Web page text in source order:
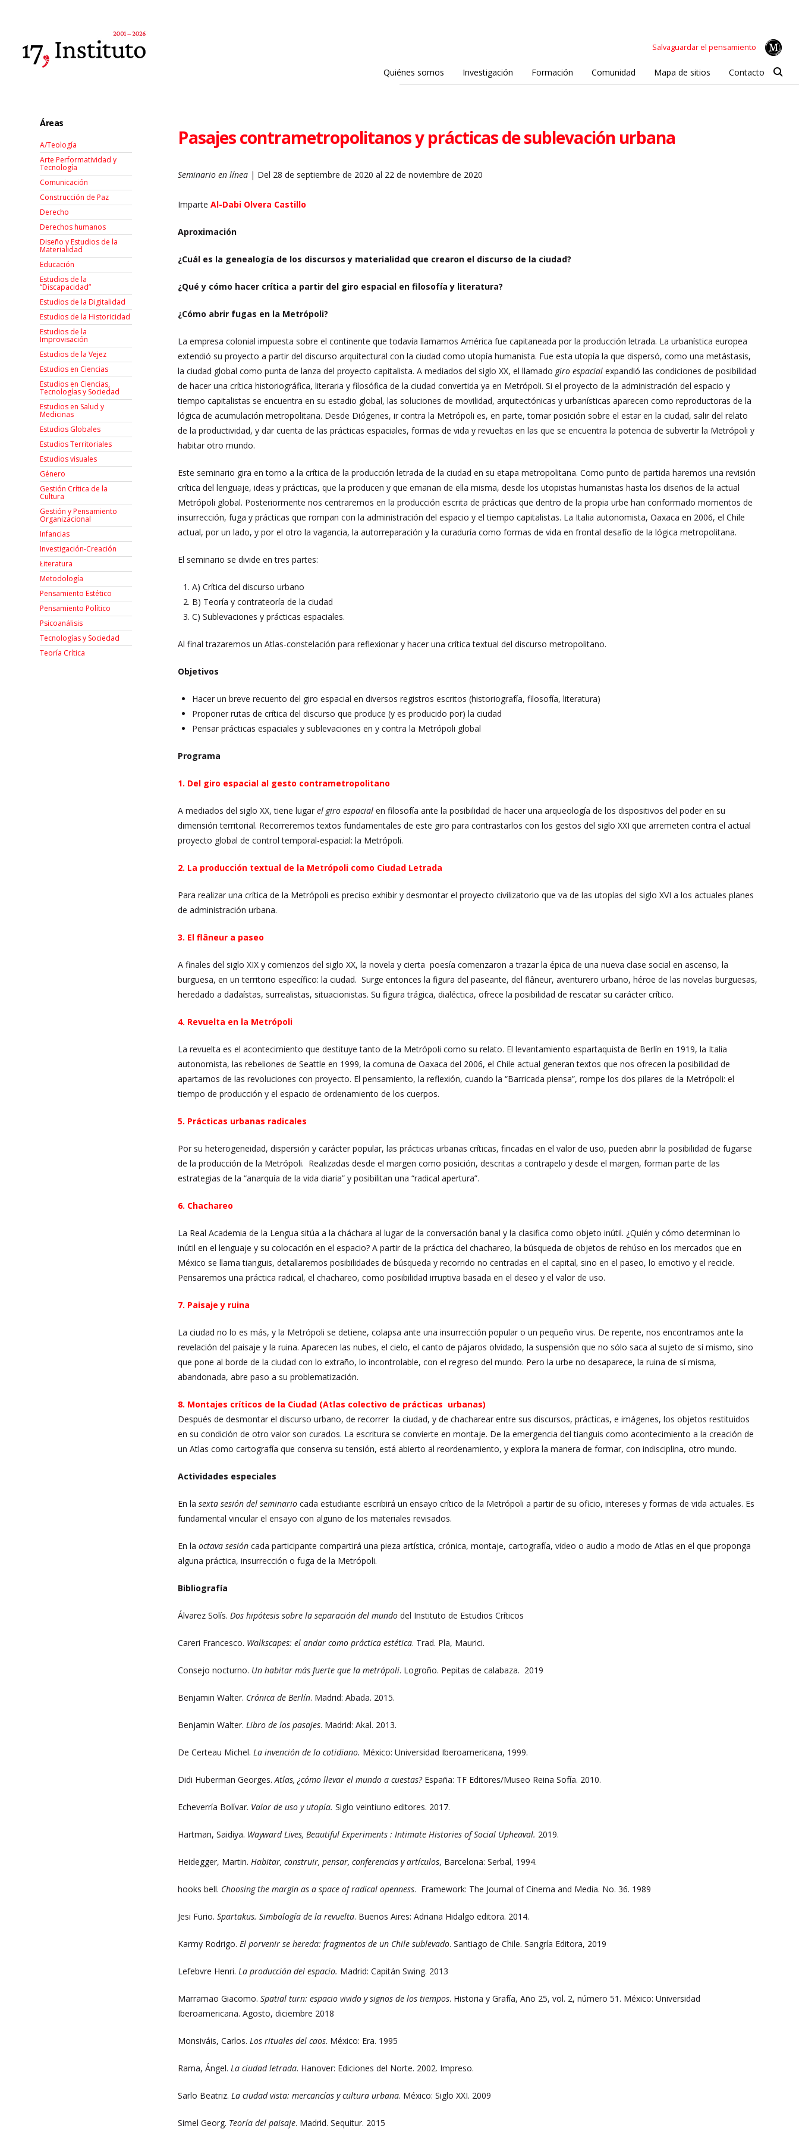
Salvaguardar el pensamiento
Quiénes somos Investigación Formación Comunidad Mapa de sitios Contacto
Pasajes contrametropolitanos y prácticas de sublevación urbana
Seminario en línea | Del 28 de septiembre de 2020 al 22 de noviembre de 2020
ImparteAl-Dabi Olvera Castillo
Aproximación
¿Cuál es la genealogía de los discursos y materialidad que crearon el discurso de la ciudad?
¿Qué y cómo hacer crítica a partir del giro espacial en filosofía y literatura?
¿Cómo abrir fugas en la Metrópoli?
La empresa colonial impuesta sobre el continente que todavía llamamos América fue capitaneada por la producción letrada. La urbanística europea
extendió su proyecto a partir del discurso arquitectural con la ciudad como utopía humanista. Fue esta utopía la que dispersó, como una metástasis,
la ciudad global como punta de lanza del proyecto capitalista. A mediados del siglo XX, el llamado giro espacial expandió las condiciones de posibilidad
de hacer una crítica historiográfica, literaria y filosófica de la ciudad convertida ya en Metrópoli. Si el proyecto de la administración del espacio y
tiempo capitalistas se encuentra en su estadio global, las soluciones de movilidad, arquitectónicas y urbanísticas aparecen como reproductoras de la
lógica de acumulación metropolitana. Desde Diógenes, ir contra la Metrópoli es, en parte, tomar posición sobre el estar en la ciudad, salir del relato
de la productividad, y dar cuenta de las prácticas espaciales, formas de vida y revueltas en las que se encuentra la potencia de subvertir la Metrópoli y
habitar otro mundo.
Este seminario gira en torno a la crítica de la producción letrada de la ciudad en su etapa metropolitana. Como punto de partida haremos una revisión
crítica del lenguaje, ideas y prácticas, que la producen y que emanan de ella misma, desde los utopistas humanistas hasta los diseños de la actual
Metrópoli global. Posteriormente nos centraremos en la producción escrita de prácticas que dentro de la propia urbe han conformado momentos de
insurrección, fuga y prácticas que rompan con la administración del espacio y el tiempo capitalistas. La Italia autonomista, Oaxaca en 2006, el Chile
actual, por un lado, y por el otro la vagancia, la autorreparación y la curaduría como formas de vida en frontal desafío de la lógica metropolitana.
El seminario se divide en tres partes:
A) Crítica del discurso urbano
B) Teoría y contrateoría de la ciudad
C) Sublevaciones y prácticas espaciales.
Al final trazaremos un Atlas-constelación para reflexionar y hacer una crítica textual del discurso metropolitano.
Objetivos
Hacer un breve recuento del giro espacial en diversos registros escritos (historiografía, filosofía, literatura)
Proponer rutas de crítica del discurso que produce (y es producido por) la ciudad
Pensar prácticas espaciales y sublevaciones en y contra la Metrópoli global
Programa
1. Del giro espacial al gesto contrametropolitano
A mediados del siglo XX, tiene lugarel giro espacial en filosofía ante la posibilidad de hacer una arqueología de los dispositivos del poder en su
dimensión territorial. Recorreremos textos fundamentales de este giro para contrastarlos con los gestos del siglo XXI que arremeten contra el actual
proyecto global de control temporal-espacial: la Metrópoli.
2. La producción textual de la Metrópoli como Ciudad Letrada
Para realizar una crítica de la Metrópoli es preciso exhibir y desmontar el proyecto civilizatorio que va de las utopías del siglo XVI a los actuales planes
de administración urbana.
3. El flâneur a paseo
A finales del siglo XIX y comienzos del siglo XX, la novela y cierta poesía comenzaron a trazar la épica de una nueva clase social en ascenso, la
burguesa, en un territorio específico: la ciudad. Surge entonces la figura del paseante, del flâneur, aventurero urbano, héroe de las novelas burguesas,
heredado a dadaístas, surrealistas, situacionistas. Su figura trágica, dialéctica, ofrece la posibilidad de rescatar su carácter crítico.
4. Revuelta en la Metrópoli
La revuelta es el acontecimiento que destituye tanto de la Metrópoli como su relato. El levantamiento espartaquista de Berlín en 1919, la Italia
autonomista, las rebeliones de Seattle en 1999, la comuna de Oaxaca del 2006, el Chile actual generan textos que nos ofrecen la posibilidad de
apartarnos de las revoluciones con proyecto. El pensamiento, la reflexión, cuando la “Barricada piensa”, rompe los dos pilares de la Metrópoli: el
tiempo de producción y el espacio de ordenamiento de los cuerpos.
5. Prácticas urbanas radicales
Por su heterogeneidad, dispersión y carácter popular, las prácticas urbanas críticas, fincadas en el valor de uso, pueden abrir la posibilidad de fugarse
de la producción de la Metrópoli. Realizadas desde el margen como posición, descritas a contrapelo y desde el margen, forman parte de las
estrategias de la “anarquía de la vida diaria” y posibilitan una “radical apertura”.
6. Chachareo
La Real Academia de la Lengua sitúa a la cháchara al lugar de la conversación banal y la clasifica como objeto inútil. ¿Quién y cómo determinan lo
inútil en el lenguaje y su colocación en el espacio? A partir de la práctica del chachareo, la búsqueda de objetos de rehúso en los mercados que en
México se llama tianguis, detallaremos posibilidades de búsqueda y recorrido no centradas en el capital, sino en el paseo, lo emotivo y el recicle.
Pensaremos una práctica radical, el chachareo, como posibilidad irruptiva basada en el deseo y el valor de uso.
7. Paisaje y ruina
La ciudad no lo es más, y la Metrópoli se detiene, colapsa ante una insurrección popular o un pequeño virus. De repente, nos encontramos ante la
revelación del paisaje y la ruina. Aparecen las nubes, el cielo, el canto de pájaros olvidado, la suspensión que no sólo saca al sujeto de sí mismo, sino
que pone al borde de la ciudad con lo extraño, lo incontrolable, con el regreso del mundo. Pero la urbe no desaparece, la ruina de sí misma,
abandonada, abre paso a su problematización.
8. Montajes críticos de la Ciudad (Atlas colectivo de prácticas urbanas)
Después de desmontar el discurso urbano, de recorrer la ciudad, y de chacharear entre sus discursos, prácticas, e imágenes, los objetos restituidos
en su condición de otro valor son curados. La escritura se convierte en montaje. De la emergencia del tianguis como acontecimiento a la creación de
un Atlas como cartografía que conserva su tensión, está abierto al reordenamiento, y explora la manera de formar, con indisciplina, otro mundo.
Actividades especiales
En lasexta sesión del seminario cada estudiante escribirá un ensayo crítico de la Metrópoli a partir de su oficio, intereses y formas de vida actuales. Es
fundamental vincular el ensayo con alguno de los materiales revisados.
En laoctava sesión cada participante compartirá una pieza artística, crónica, montaje, cartografía, video o audio a modo de Atlas en el que proponga
alguna práctica, insurrección o fuga de la Metrópoli.
Bibliografía
Álvarez Solís.Dos hipótesis sobre la separación del mundo del Instituto de Estudios Críticos
Careri Francesco. Walkscapes: el andar como práctica estética. Trad. Pla, Maurici.
Consejo nocturno. Un habitar más fuerte que la metrópoli. Logroño. Pepitas de calabaza. 2019
Benjamin Walter. Crónica de Berlín. Madrid: Abada. 2015.
Benjamin Walter. Libro de los pasajes. Madrid: Akal. 2013.
De Certeau Michel.La invención de lo cotidiano. México: Universidad Iberoamericana, 1999.
Didi Huberman Georges. Atlas, ¿cómo llevar el mundo a cuestas?España: TF Editores/Museo Reina Sofía. 2010.
Echeverría Bolívar. Valor de uso y utopía. Siglo veintiuno editores. 2017.
Hartman, Saidiya. Wayward Lives, Beautiful Experiments : Intimate Histories of Social Upheaval. 2019.
Heidegger, Martin.Habitar, construir, pensar, conferencias y artículos, Barcelona: Serbal, 1994.
hooks bell. Choosing the margin as a space of radical openness. Framework: The Journal of Cinema and Media. No. 36. 1989
Jesi Furio.Spartakus. Simbología de la revuelta. Buenos Aires: Adriana Hidalgo editora. 2014.
Karmy Rodrigo.El porvenir se hereda: fragmentos de un Chile sublevado. Santiago de Chile. Sangría Editora, 2019
Lefebvre Henri.La producción del espacio. Madrid: Capitán Swing. 2013
Marramao Giacomo.Spatial turn: espacio vivido y signos de los tiempos. Historia y Grafía, Año 25, vol. 2, número 51. México: Universidad
Iberoamericana. Agosto, diciembre 2018
Monsiváis, Carlos.Los rituales del caos. México: Era. 1995
Rama, Ángel.La ciudad letrada. Hanover: Ediciones del Norte. 2002. Impreso.
Sarlo Beatriz.La ciudad vista: mercancías y cultura urbana. México: Siglo XXI. 2009
Simel Georg. Teoría del paisaje. Madrid. Sequitur. 2015
Áreas
A/Teología
Arte Performatividad y
Tecnología
Comunicación
Construcción de Paz
Derecho
Derechos humanos
Diseño y Estudios de la
Materialidad
Educación
Estudios de la
“Discapacidad”
Estudios de la Digitalidad
Estudios de la Historicidad
Estudios de la
Improvisación
Estudios de la Vejez
Estudios en Ciencias
Estudios en Ciencias,
Tecnologías y Sociedad
Estudios en Salud y
Medicinas
Estudios Globales
Estudios Territoriales
Estudios visuales
Género
Gestión Crítica de la
Cultura
Gestión y Pensamiento
Organizacional
Infancias
Investigación-Creación
Łiteratura
Metodología
Pensamiento Estético
Pensamiento Político
Psicoanálisis
Tecnologías y Sociedad
Teoría Crítica